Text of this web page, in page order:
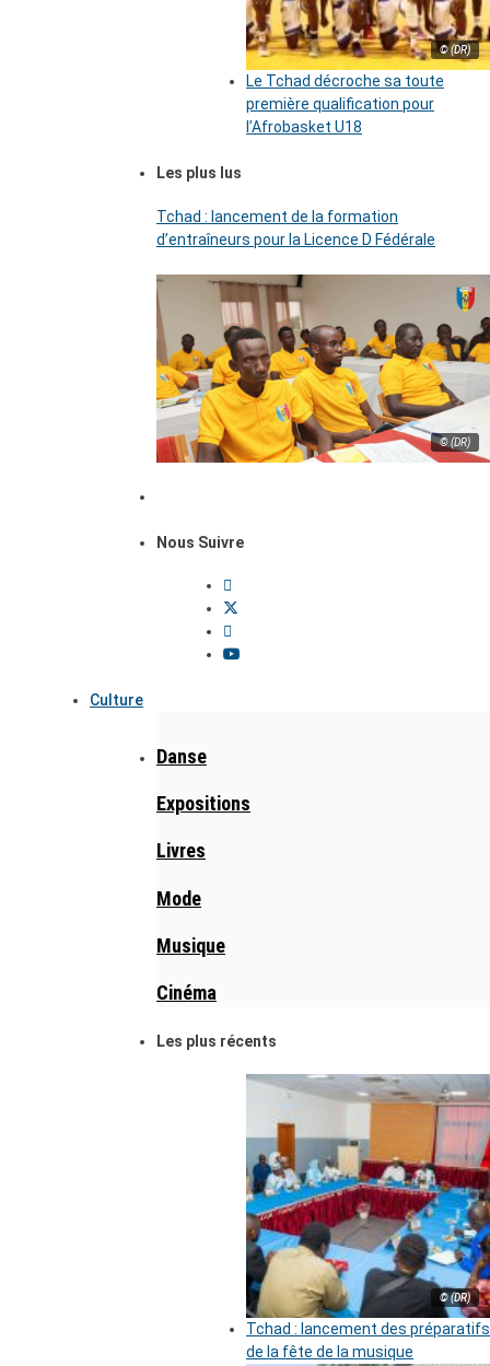
© (DR)
Le Tchad décroche sa toute
première qualification pour
l’Afrobasket U18
Les plus lus
Tchad : lancement de la formation
d’entraîneurs pour la Licence D Fédérale
© (DR)
Nous Suivre
Culture
Danse
Expositions
Livres
Mode
Musique
Cinéma
Les plus récents
© (DR)
Tchad : lancement des préparatifs
de la fête de la musique